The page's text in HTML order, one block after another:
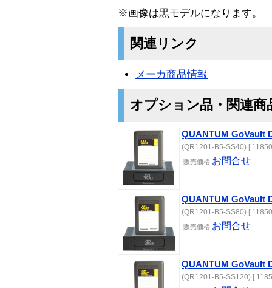
※画像は黒モデルになります。
関連リンク
メーカ商品情報
オプション品・関連商
QUANTUM GoVault
(QR1201-B5-SS40) [
販売価格 お問合せ
QUANTUM GoVault
(QR1201-B5-SS80) [
販売価格 お問合せ
QUANTUM GoVault
(QR1201-B5-SS120) [